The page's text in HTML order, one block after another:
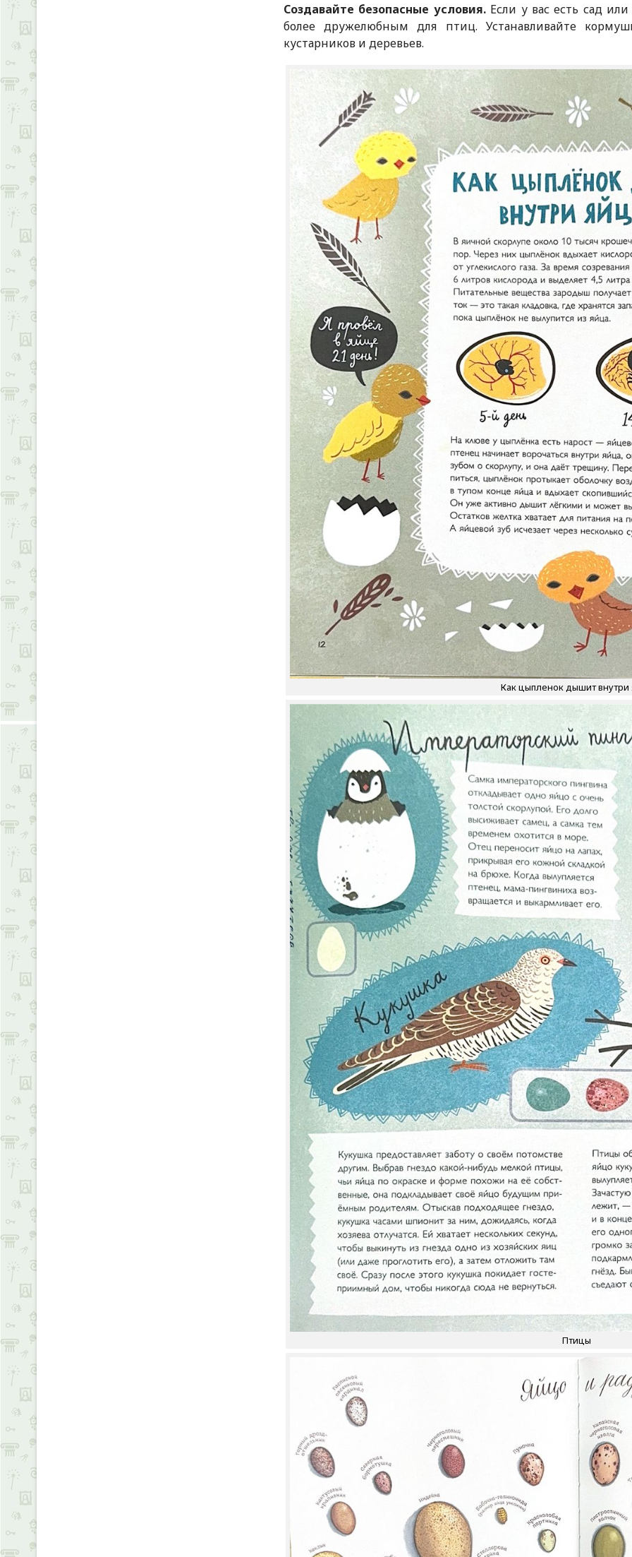
Создавайте безопасные условия.Если у вас есть сад
более дружелюбным для птиц. Устанавливайте
кустарников и деревьев.
Как цыпленок дышит внутри
Птицы